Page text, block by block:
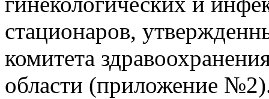
стационаров,
комитета
области (приложение